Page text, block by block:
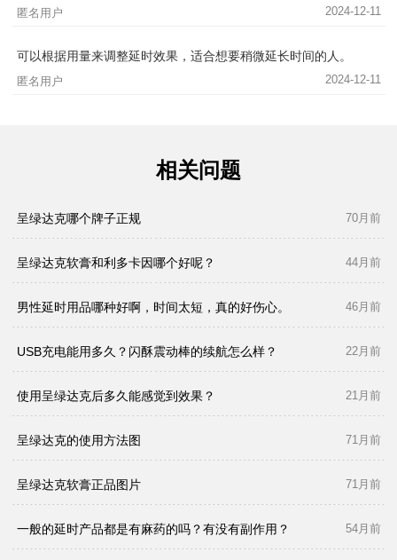
匿名用户 2024-12-11
可以根据用量来调整延时效果，适合想要稍微延长时间的人。
匿名用户 2024-12-11
相关问题
呈绿达克哪个牌子正规 70月前
呈绿达克软膏和利多卡因哪个好呢？ 44月前
男性延时用品哪种好啊，时间太短，真的好伤心。 46月前
USB充电能用多久？闪酥震动棒的续航怎么样？ 22月前
使用呈绿达克后多久能感觉到效果？ 21月前
呈绿达克的使用方法图 71月前
呈绿达克软膏正品图片 71月前
一般的延时产品都是有麻药的吗？有没有副作用？ 54月前